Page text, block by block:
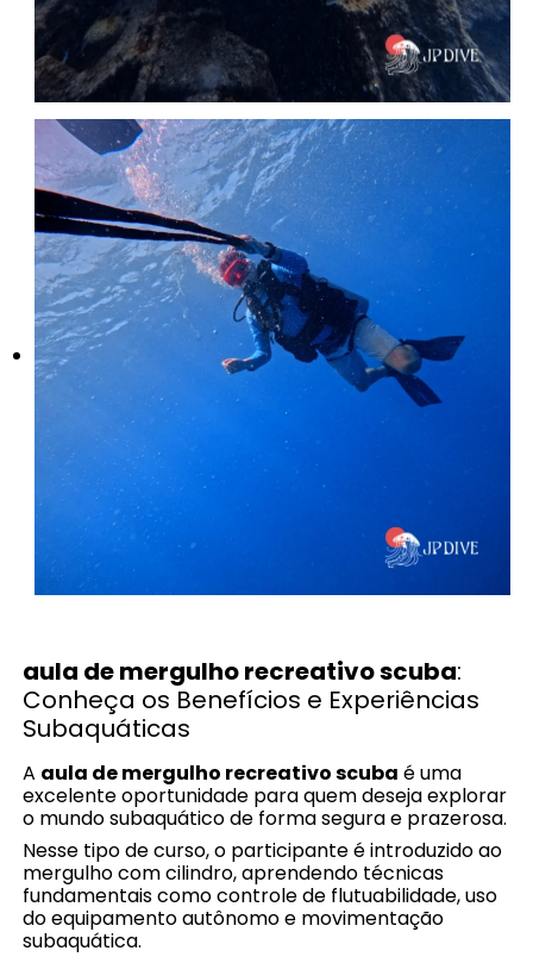
aula de mergulho recreativo scuba:
Conheça os Benefícios e Experiências
Subaquáticas
A aula de mergulho recreativo scuba é uma
excelente oportunidade para quem deseja explorar
o mundo subaquático de forma segura e prazerosa.
Nesse tipo de curso, o participante é introduzido ao
mergulho com cilindro, aprendendo técnicas
fundamentais como controle de flutuabilidade, uso
do equipamento autônomo e movimentação
subaquática.